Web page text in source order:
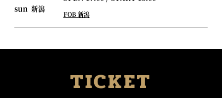
sun 新潟
FOB 新潟
TICKET